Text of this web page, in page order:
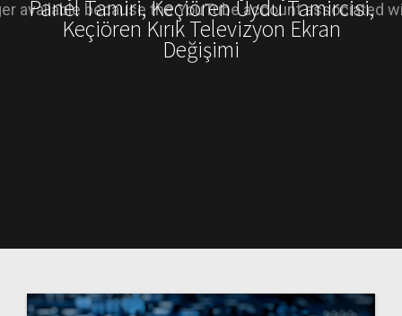
Panel Tamiri, Keçiören Uydu Tamircisi,
Keçiören Kırık Televizyon Ekran
Değişimi